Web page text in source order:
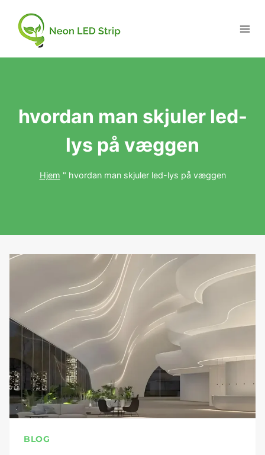
hvordan man skjuler led-
lys på væggen
Hjem " hvordan man skjuler led-lys på væggen
BLOG